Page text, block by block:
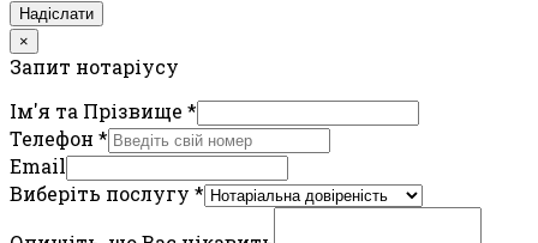
Надіслати
×
Запит нотаріусу
Ім'я та Прізвище *
Телефон *
Email
Виберіть послугу *